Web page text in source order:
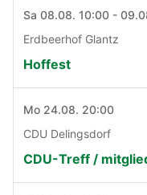
Sa 08.08. 10:00 -
Erdbeerhof Glantz
Hoffest
Mo 24.08. 20:00
CDU Delingsdorf
CDU-Treff /